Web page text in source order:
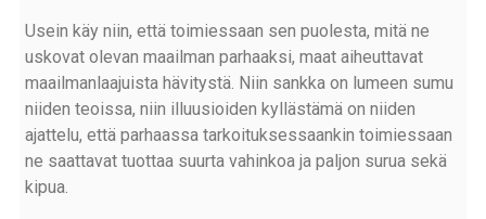
Usein käy niin, että toimiessaan sen puolesta, mitä ne
uskovat olevan maailman parhaaksi, maat aiheuttavat
maailmanlaajuista hävitystä. Niin sankka on lumeen sumu
niiden teoissa, niin illuusioiden kyllästämä on niiden
ajattelu, että parhaassa tarkoituksessaankin toimiessaan
ne saattavat tuottaa suurta vahinkoa ja paljon surua sekä
kipua.